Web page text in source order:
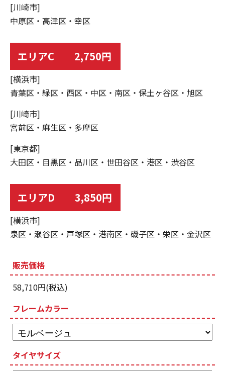
[川崎市]
中原区・高津区・幸区
エリアC 2,750円
[横浜市]
青葉区・緑区・西区・中区・南区・保土ヶ谷区・旭区
[川崎市]
宮前区・麻生区・多摩区
[東京都]
大田区・目黒区・品川区・世田谷区・港区・渋谷区
エリアD 3,850円
[横浜市]
泉区・瀬谷区・戸塚区・港南区・磯子区・栄区・金沢区
販売価格
58,710円(税込)
フレームカラー
タイヤサイズ